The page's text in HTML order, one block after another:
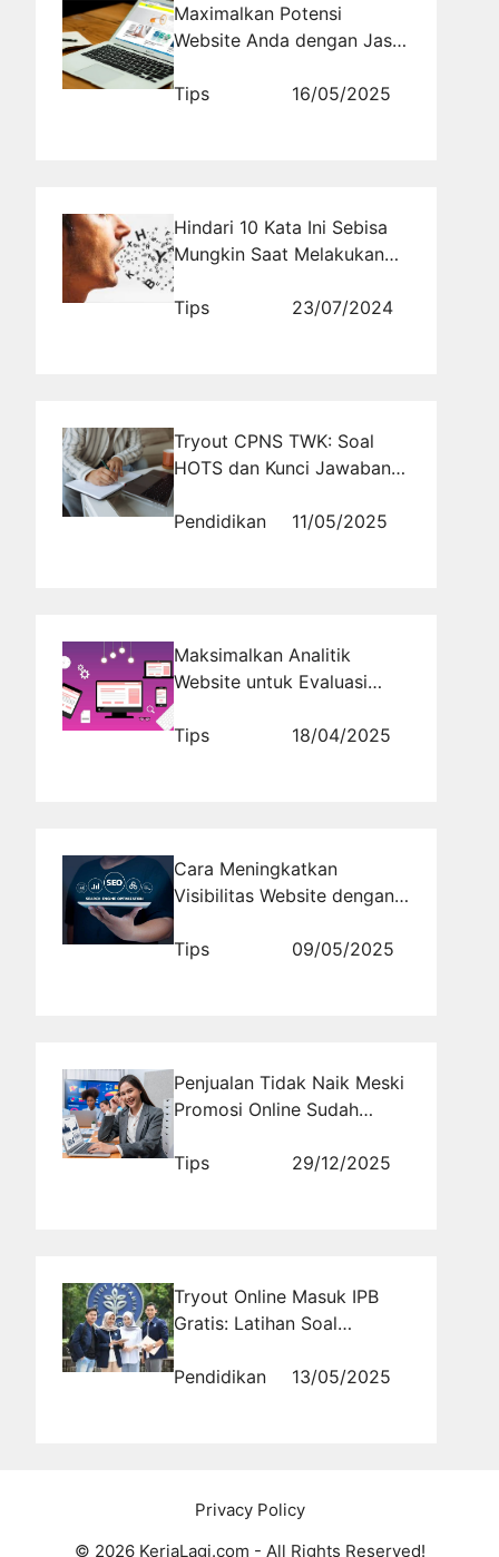
Maximalkan Potensi
Website Anda dengan Jasa
Tips
16/05/2025
Hindari 10 Kata Ini Sebisa
Mungkin Saat Melakukan
Tips
23/07/2024
Tryout CPNS TWK: Soal
HOTS dan Kunci Jawaban
Pendidikan
11/05/2025
Maksimalkan Analitik
Website untuk Evaluasi
Syariah
Tips 18/04/2025
Cara Meningkatkan
Visibilitas Website dengan
Page
Tips 09/05/2025
Penjualan Tidak Naik Meski
Promosi Online Sudah
Online Marketing
Tips 29/12/2025
Tryout Online Masuk IPB
Gratis: Latihan Soal
Mahasiswa Pertanian
Pendidikan 13/05/2025
Privacy Policy
© 2026 KerjaLagi.com - All Rights Reserved!